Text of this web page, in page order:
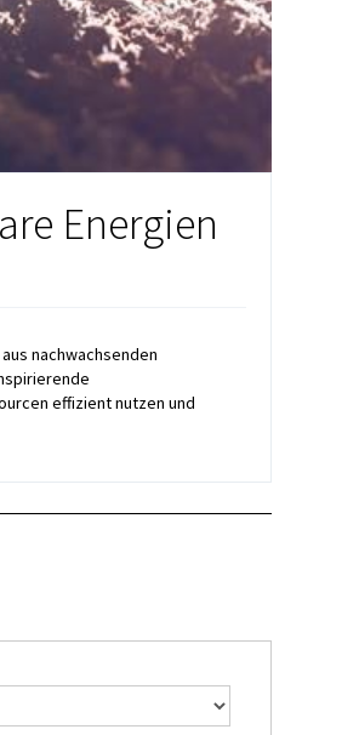
Energien
nachwachsenden
effizient nutzen und